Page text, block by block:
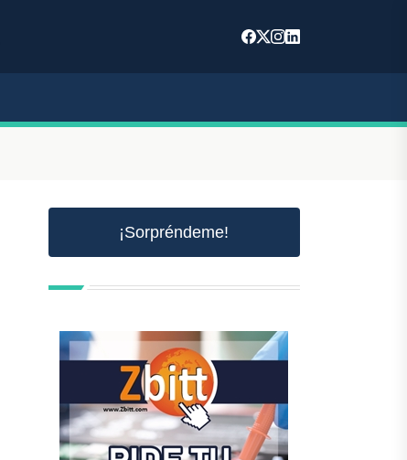
¡Sorpréndeme!